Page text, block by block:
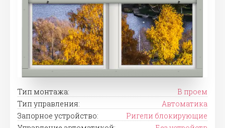
Тип монтажа:
В проем
Тип управления:
Автоматика
Запорное устройство:
Ригели блокирующие